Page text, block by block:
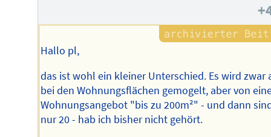
Hallo pl,
das ist wohl ein kleiner Unterschied. Es wird zwar
bei den Wohnungsflächen gemogelt, aber von
Wohnungsangebot "bis zu 200m²" - und dann
nur 20 - hab ich bisher nicht gehört.